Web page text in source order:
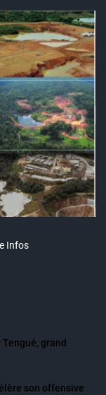
Infos
grand
son offensive